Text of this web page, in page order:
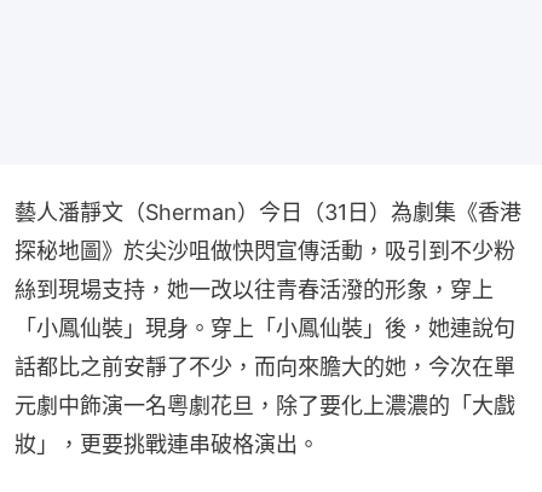
藝人潘靜文（Sherman）今日（31日）為劇集《香港
探秘地圖》於尖沙咀做快閃宣傳活動，吸引到不少粉
絲到現場支持，她一改以往青春活潑的形象，穿上
「小鳳仙裝」現身。穿上「小鳳仙裝」後，她連說句
話都比之前安靜了不少，而向來膽大的她，今次在單
元劇中飾演一名粵劇花旦，除了要化上濃濃的「大戲
妝」，更要挑戰連串破格演出。